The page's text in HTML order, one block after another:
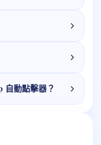
自動點擊器？